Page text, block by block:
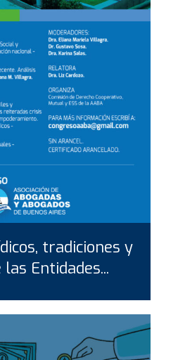
tradiciones y
Entidades...